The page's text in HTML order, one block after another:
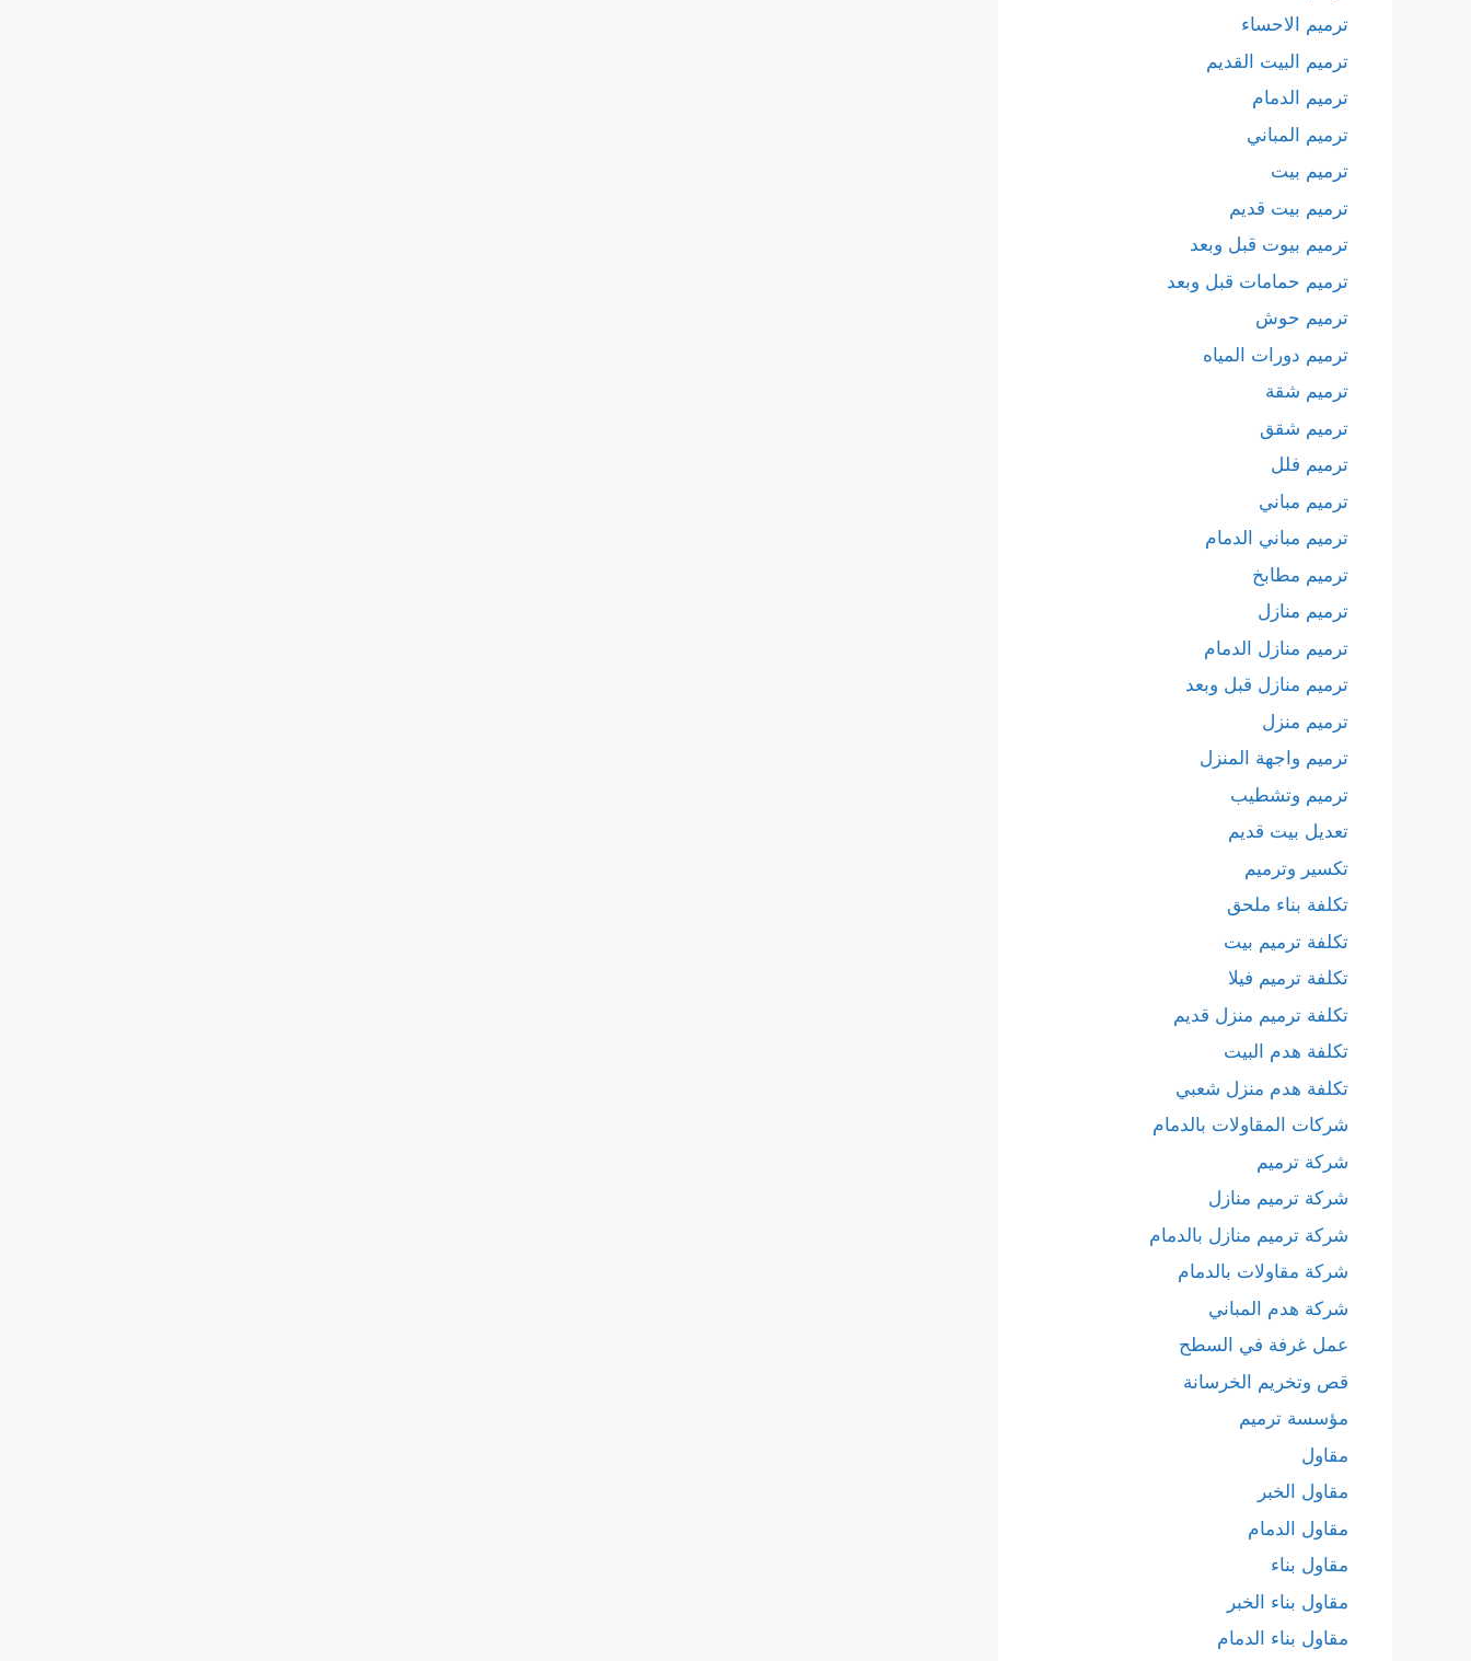
ترميم الاحساء
ترميم البيت القديم
ترميم الدمام
ترميم المباني
ترميم بيت
ترميم بيت قديم
ترميم بيوت قبل وبعد
ترميم حمامات قبل وبعد
ترميم حوش
ترميم دورات المياه
ترميم شقة
ترميم شقق
ترميم فلل
ترميم مباني
ترميم مباني الدمام
ترميم مطابخ
ترميم منازل
ترميم منازل الدمام
ترميم منازل قبل وبعد
ترميم منزل
ترميم واجهة المنزل
ترميم وتشطيب
تعديل بيت قديم
تكسير وترميم
تكلفة بناء ملحق
تكلفة ترميم بيت
تكلفة ترميم فيلا
تكلفة ترميم منزل قديم
تكلفة هدم البيت
تكلفة هدم منزل شعبي
شركات المقاولات بالدمام
شركة ترميم
شركة ترميم منازل
شركة ترميم منازل بالدمام
شركة مقاولات بالدمام
شركة هدم المباني
عمل غرفة في السطح
قص وتخريم الخرسانة
مؤسسة ترميم
مقاول
مقاول الخبر
مقاول الدمام
مقاول بناء
مقاول بناء الخبر
مقاول بناء الدمام